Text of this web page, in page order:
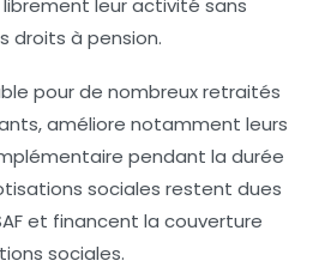
leur activité sans
droits à pension.
pour de nombreux retraités
améliore notamment leurs
pendant la durée
sociales restent dues
et financent la couverture
sociales.